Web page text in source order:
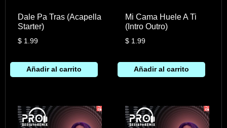
Dale Pa Tras (Acapella
Starter)
$1.99
Añadir al carrito
Mi Cama Huele A Ti
(Intro Outro)
$ 1.99
Añadir al carrito